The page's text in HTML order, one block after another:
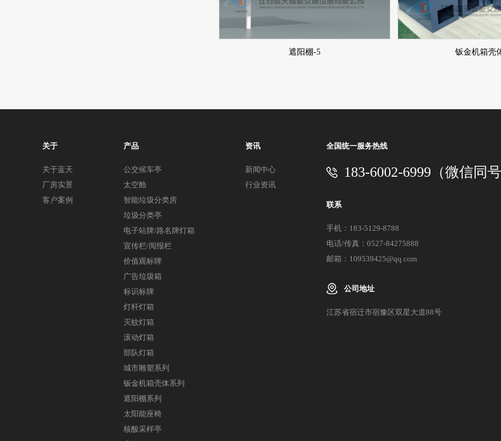
遮阳棚-5 钣金机箱壳
关于
关于蓝天
厂房实景
客户案例
产品
公交候车亭
太空舱
智能垃圾分类房
垃圾分类亭
电子站牌/路名牌灯箱
宣传栏/阅报栏
价值观标牌
广告垃圾箱
标识标牌
灯杆灯箱
灭蚊灯箱
滚动灯箱
部队灯箱
城市雕塑系列
钣金机箱壳体系列
遮阳棚系列
太阳能座椅
核酸采样亭
资讯
新闻中心
行业资讯
全国统一服务热线
183-6002-6999（微信同号
联系
手机：183-5129-8788
电话/传真：0527-84275888
邮箱：109539425@qq.com
公司地址
江苏省宿迁市宿豫区双星大道88号